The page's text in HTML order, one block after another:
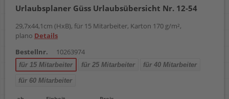
Urlaubsplaner Güss Urlaubsübersicht Nr. 12-54
29,7x44,1cm (HxB), für 15 Mitarbeiter, Karton 170 g/m²,
plano Details
Bestellnr.
10263974
für 15 Mitarbeiter für 25 Mitarbeiter für 40 Mitarbeiter
für 60 Mitarbeiter